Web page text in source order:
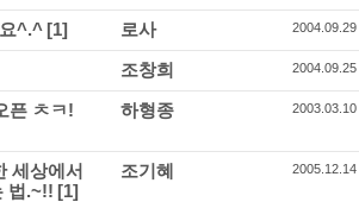
^.^ [1] 로사 2004.09.29
조창희 2004.09.25
픈 ㅊㅋ!
하형종 2003.03.10
세상에서
법.~!! [1]
조기혜 2005.12.14